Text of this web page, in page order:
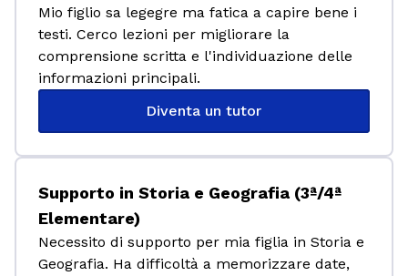
Mio figlio sa legegre ma fatica a capire bene i
testi. Cerco lezioni per migliorare la
comprensione scritta e l'individuazione delle
informazioni principali.
Diventa un tutor
Supporto in Storia e Geografia (3ª/4ª
Elementare)
Necessito di supporto per mia figlia in Storia e
Geografia. Ha difficoltà a memorizzare date,